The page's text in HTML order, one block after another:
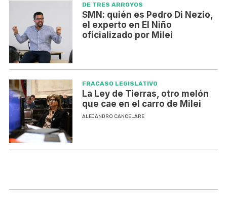
DE TRES ARROYOS
SMN: quién es Pedro Di Nezio,
el experto en El Niño
oficializado por Milei
FRACASO LEGISLATIVO
La Ley de Tierras, otro melón
que cae en el carro de Milei
ALEJANDRO CANCELARE